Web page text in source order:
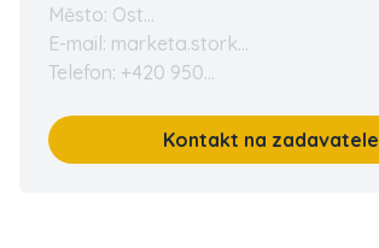
Město: Ost...
E-mail: marketa.stork...
Telefon: +420 950...
Kontakt na zadavatele